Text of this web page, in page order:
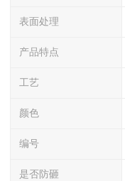
表面处理
产品特点
工艺
颜色
编号
是否防砸